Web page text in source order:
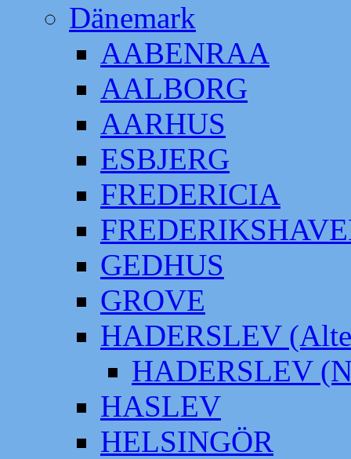
Dänemark
AABENRAA
AALBORG
AARHUS
ESBJERG
FREDERICIA
GEDHUS
GROVE
HADERSLEV
HADERSLEV
HASLEV
HELSINGÖR